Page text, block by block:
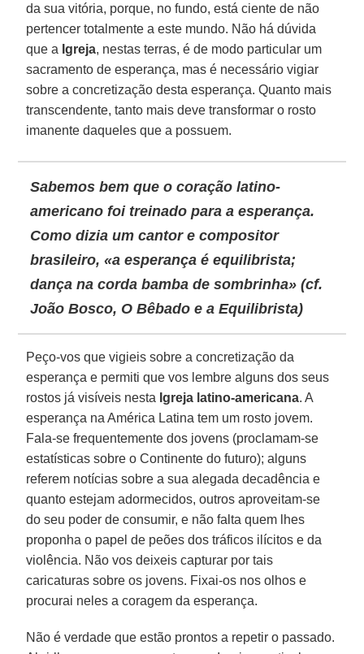
da sua vitória, porque, no fundo, está ciente de não
pertencer totalmente a este mundo. Não há dúvida
que a Igreja, nestas terras, é de modo particular um
sacramento de esperança, mas é necessário vigiar
sobre a concretização desta esperança. Quanto mais
transcendente, tanto mais deve transformar o rosto
imanente daqueles que a possuem.
Sabemos bem que o coraçãolatino-
americano foi treinado para a esperança.
Como dizia um cantor e compositor
brasileiro, «a esperança é equilibrista;
dança na corda bamba de sombrinha» (cf.
João Bosco, O Bêbado e a Equilibrista)
Peço-vos que vigieis sobre a concretização da
esperança e permiti que vos lembre alguns dos seus
rostos já visíveis nesta Igreja latino-americana. A
esperança na América Latina tem um rosto jovem.
Fala-se frequentemente dos jovens (proclamam-se
estatísticas sobre o Continente do futuro); alguns
referem notícias sobre a sua alegada decadência e
quanto estejam adormecidos, outros aproveitam-se
do seu poder de consumir, e não falta quem lhes
proponha o papel de peões dos tráficos ilícitos e da
violência. Não vos deixeis capturar por tais
caricaturas sobre os jovens. Fixai-os nos olhos e
procurai neles a coragem da esperança.
Não é verdade que estão prontos a repetir o passado.